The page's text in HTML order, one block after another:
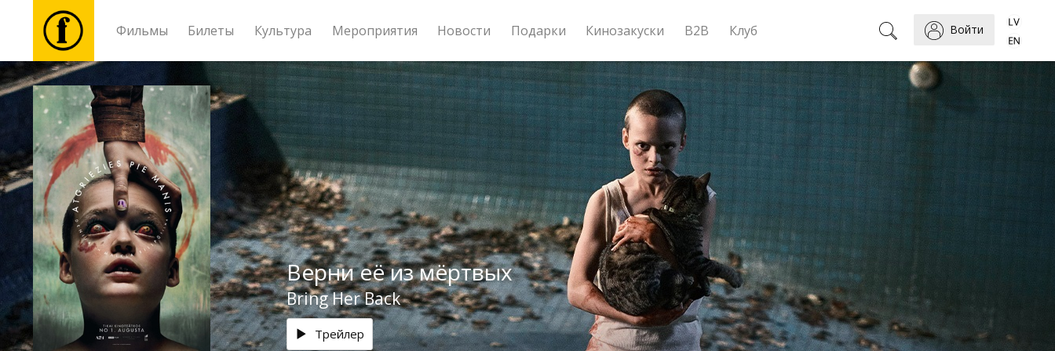
Фильмы Билеты Культура Мероприятия Новости Подарки Кинозакуски B2B Клуб Войти
Фильмы
Билеты
Культура
Мероприятия
Новости
Подарки
Верни её из мёртвых
Bring Her Back
Трейлер